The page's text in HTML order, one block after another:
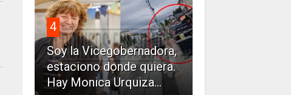
4
Soy la Vicegobernadora,
estaciono donde quiera.
Hay Monica Urquiza...